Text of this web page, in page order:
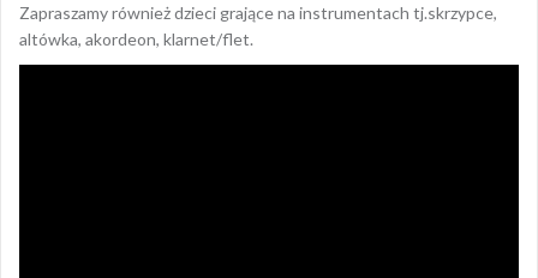
Zapraszamy również dzieci grające na instrumentach tj.skrzypce,
altówka, akordeon, klarnet/flet.